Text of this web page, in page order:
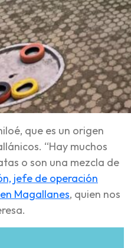
que es un origen
“Hay muchos
o son una mezcla de
jefe de operación
Magallanes, quien nos